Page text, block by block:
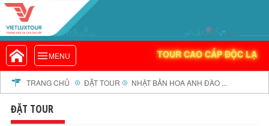
MENU TOUR CAO CẤP ĐỘC LẠ
VIETLUXTOUR.COM
TOUR CAO CẤP ĐỘC LẠ
TOUR TRONG NƯỚC
TOUR NƯỚC NGOÀI
TOUR KHỞI HÀNH TỪ HÀ NỘI
TOUR KHỞI HÀNH TỪ ĐÀ NẴNG
TRANG CHỦ ĐẶT TOUR NHẬT BẢN HOA ANH ĐÀO ...
ĐẶT TOUR